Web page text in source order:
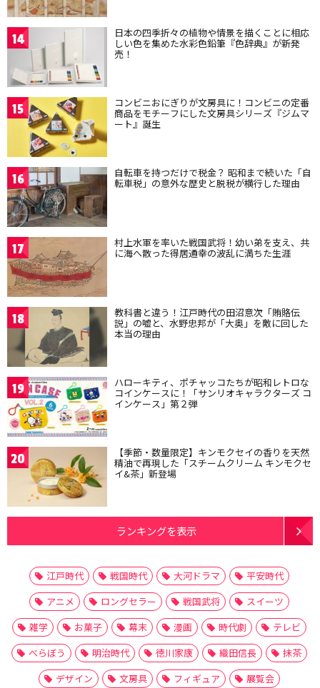
14 日本の四季折々の植物や情景を描くことに相応
しい色を集めた水彩色鉛筆『色辞典』が新発
売！
15 コンビニおにぎりが文房具に！コンビニの定番
商品をモチーフにした文房具シリーズ『ジムマ
ート』誕生
16 自転車を持つだけで税金？ 昭和まで続いた「自
転車税」の意外な歴史と脱税が横行した理由
17 村上水軍を率いた戦国武将！幼い弟を支え、共
に海へ散った得居通幸の波乱に満ちた生涯
18 教科書と違う！江戸時代の田沼意次「賄賂伝
説」の嘘と、水野忠邦が「大奥」を敵に回した
本当の理由
19 ハローキティ、ポチャッコたちが昭和レトロな
コインケースに！「サンリオキャラクターズ コ
インケース」第２弾
20 【季節・数量限定】キンモクセイの香りを天然
精油で再現した「スチームクリーム キンモクセ
イ&茶」新登場
ランキングを表示
江戸時代 戦国時代 大河ドラマ
平安時代
アニメ
ロングセラー 戦国武将
スイーツ
雑学
お菓子 幕末 漫画 時代劇
テレビ
べらぼう
明治時代 徳川家康 織田信長
抹茶
デザイン
文房具 フィギュア
展覧会